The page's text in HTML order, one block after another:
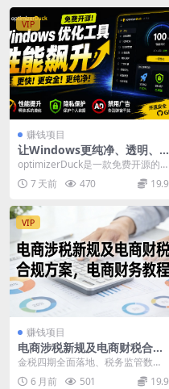
VIP
赚钱项目
让Windows更纯净、透明、
强大的优化工具！免费开源，
主打性能提升、功能设置与磁
盘清理OptimizerDuck
optimizerDuck是一款免费开源的W
indows系统优化工具，专为性能
提...7 天前 470 19.9
VIP
赚钱项目
电商涉税新规及电商财税合规
方案，电商财务教程
金税四期全面落地、税务监管数字
化升级，电商行业财税合规已从“可
6 月前 501 19.9